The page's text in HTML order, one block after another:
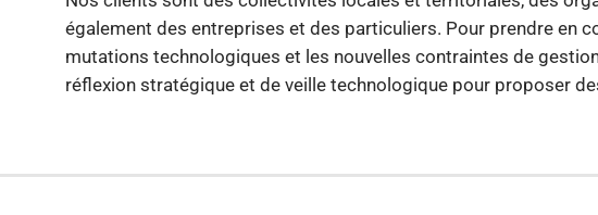
également des entreprises et des particuliers. Pour prendre en
mutations technologiques et les nouvelles contraintes de
réflexion stratégique et de veille technologique pour proposer